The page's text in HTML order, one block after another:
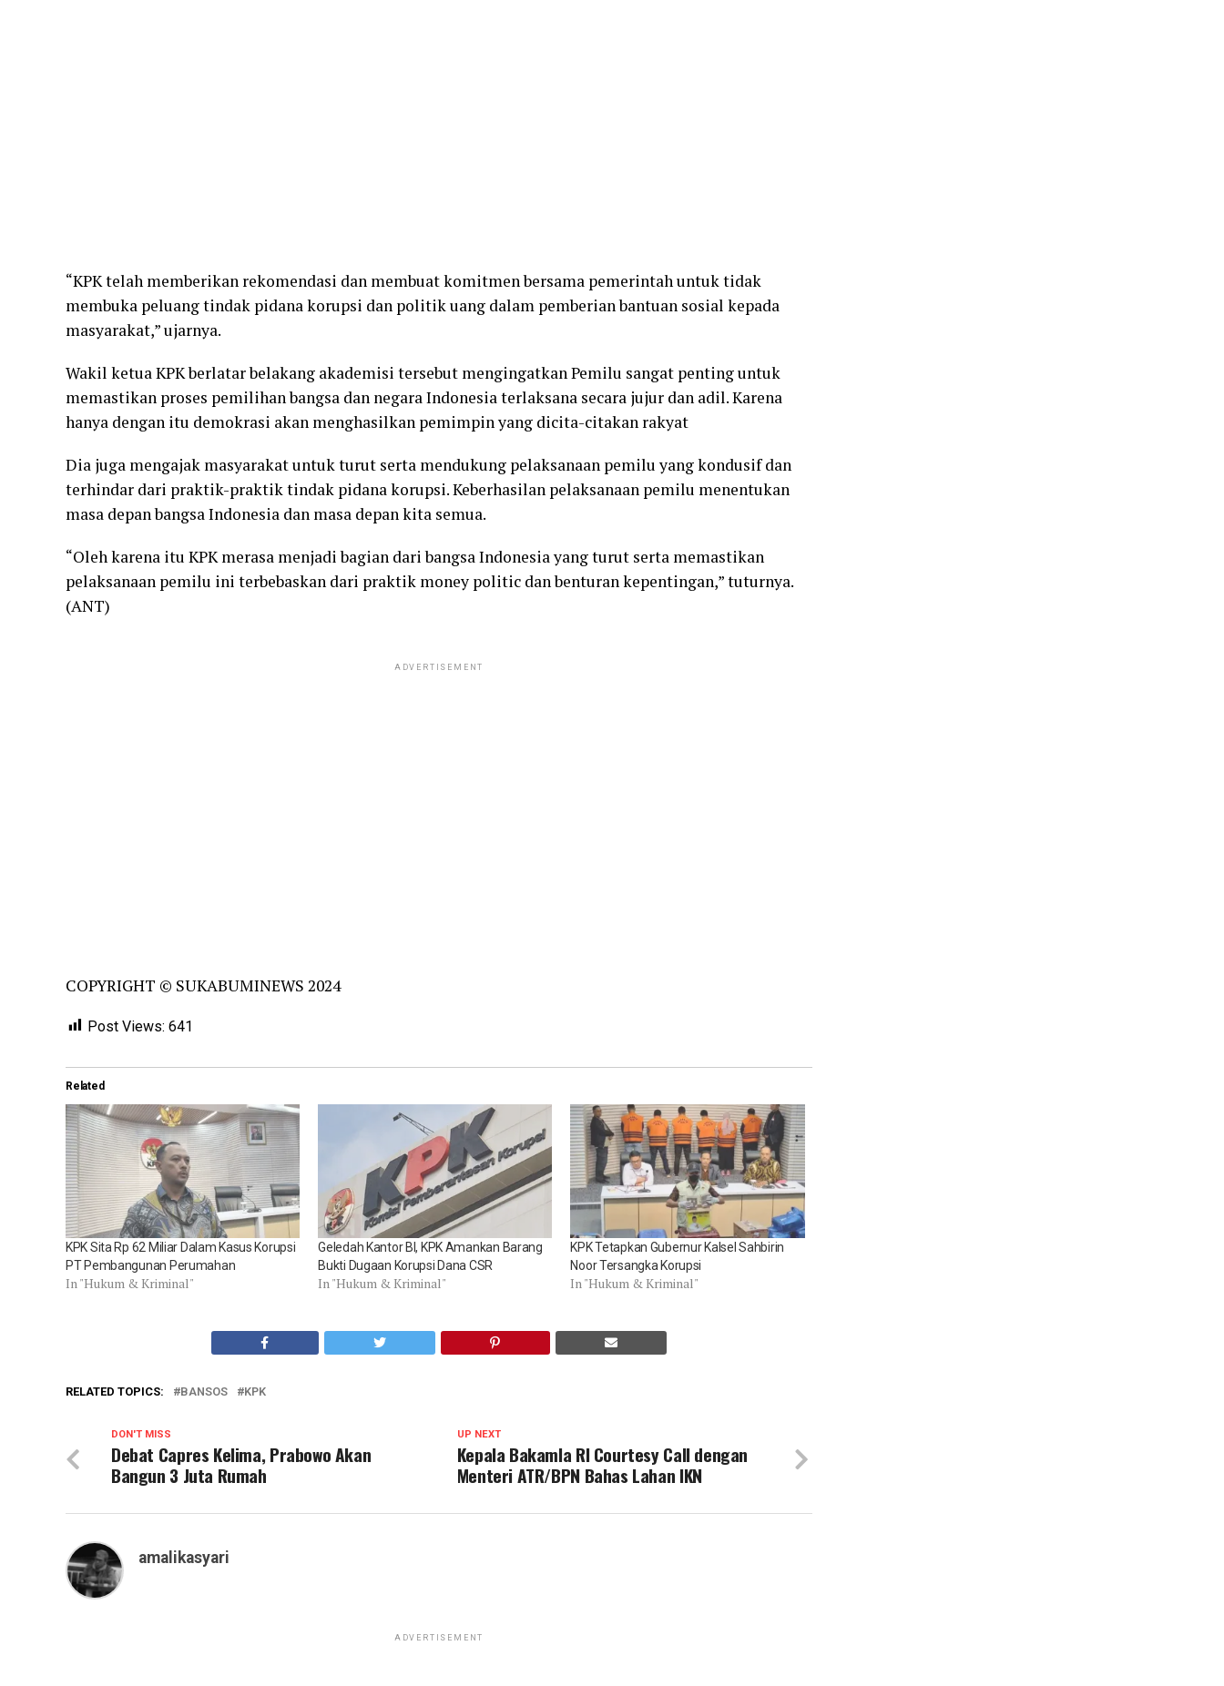
“KPK telah memberikan rekomendasi dan membuat komitmen bersama pemerintah untuk tidak
membuka peluang tindak pidana korupsi dan politik uang dalam pemberian bantuan sosial kepada
masyarakat,” ujarnya.
Wakil ketua KPK berlatar belakang akademisi tersebut mengingatkan Pemilu sangat penting untuk
memastikan proses pemilihan bangsa dan negara Indonesia terlaksana secara jujur dan adil. Karena
hanya dengan itu demokrasi akan menghasilkan pemimpin yang dicita-citakan rakyat
Dia juga mengajak masyarakat untuk turut serta mendukung pelaksanaan pemilu yang kondusif dan
terhindar dari praktik-praktik tindak pidana korupsi. Keberhasilan pelaksanaan pemilu menentukan
masa depan bangsa Indonesia dan masa depan kita semua.
“Oleh karena itu KPK merasa menjadi bagian dari bangsa Indonesia yang turut serta memastikan
pelaksanaan pemilu ini terbebaskan dari praktik money politic dan benturan kepentingan,” tuturnya.
(ANT)
ADVERTISEMENT
COPYRIGHT © SUKABUMINEWS 2024
Post Views: 641
Related
KPK Sita Rp 62 Miliar Dalam Kasus Korupsi
PT Pembangunan Perumahan
In "Hukum & Kriminal"
Geledah Kantor BI, KPK Amankan Barang
Bukti Dugaan Korupsi Dana CSR
In "Hukum & Kriminal"
KPK Tetapkan Gubernur Kalsel Sahbirin
Noor Tersangka Korupsi
In "Hukum & Kriminal"
RELATED TOPICS: BANSOS KPK
UP NEXT
Kepala Bakamla RI Courtesy Call dengan
Menteri ATR/BPN Bahas Lahan IKN
DON'T MISS
Debat Capres Kelima, Prabowo Akan
Bangun 3 Juta Rumah
amalikasyari
ADVERTISEMENT